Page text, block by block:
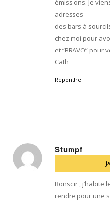
émissions. Je
adresses
des bars à
chez moi pour
et “BRAVO” pour
Cath
Répondre
Stumpf
:
Bonsoir , j’habite
rendre pour une